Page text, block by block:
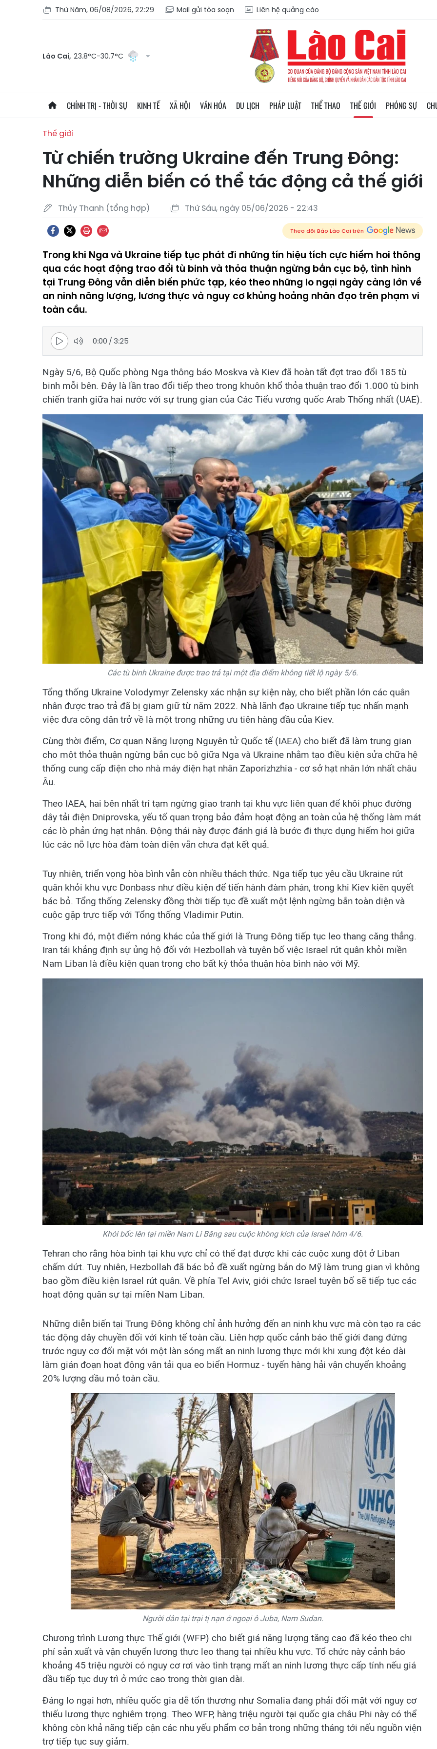
Thứ Năm, 06/08/2026, 22:29 Mail gửi tòa soạn Liên hệ quảng cáo
Lào Cai, 23.8°C-30.7°C
CHÍNH TRỊ - THỜI SỰ KINH TẾ XÃ HỘI VĂN HÓA DU LỊCH PHÁP LUẬT THỂ THAO THẾ GIỚI PHÓNG SỰ
Thế giới
Từ chiến trường Ukraine đến Trung Đông:
Những diễn biến có thể tác động cả thế giới
Thủy Thanh (tổng hợp) Thứ Sáu, ngày 05/06/2026 - 22:43
Theo dõi Báo Lào Cai trên
Trong khi Nga và Ukraine tiếp tục phát đi những tín hiệu tích cực hiếm hoi thông
qua các hoạt động trao đổi tù binh và thỏa thuận ngừng bắn cục bộ, tình hình
tại Trung Đông vẫn diễn biến phức tạp, kéo theo những lo ngại ngày càng lớn về
an ninh năng lượng, lương thực và nguy cơ khủng hoảng nhân đạo trên phạm vi
toàn cầu.
0:00 /3:25
Ngày 5/6, Bộ Quốc phòng Nga thông báo Moskva và Kiev đã hoàn tất đợt trao đổi 185 tù
binh mỗi bên. Đây là lần trao đổi tiếp theo trong khuôn khổ thỏa thuận trao đổi 1.000 tù binh
chiến tranh giữa hai nước với sự trung gian của Các Tiểu vương quốc Arab Thống nhất (UAE).
Các tù binh Ukraine được trao trả tại một địa điểm không tiết lộ ngày 5/6.
Tổng thống Ukraine Volodymyr Zelensky xác nhận sự kiện này, cho biết phần lớn các quân
nhân được trao trả đã bị giam giữ từ năm 2022. Nhà lãnh đạo Ukraine tiếp tục nhấn mạnh
việc đưa công dân trở về là một trong những ưu tiên hàng đầu của Kiev.
Cùng thời điểm, Cơ quan Năng lượng Nguyên tử Quốc tế (IAEA) cho biết đã làm trung gian
cho một thỏa thuận ngừng bắn cục bộ giữa Nga và Ukraine nhằm tạo điều kiện sửa chữa hệ
thống cung cấp điện cho nhà máy điện hạt nhân Zaporizhzhia - cơ sở hạt nhân lớn nhất châu
Âu.
Theo IAEA, hai bên nhất trí tạm ngừng giao tranh tại khu vực liên quan để khôi phục đường
dây tải điện Dniprovska, yếu tố quan trọng bảo đảm hoạt động an toàn của hệ thống làm mát
các lò phản ứng hạt nhân. Động thái này được đánh giá là bước đi thực dụng hiếm hoi giữa
lúc các nỗ lực hòa đàm toàn diện vẫn chưa đạt kết quả.
Tuy nhiên, triển vọng hòa bình vẫn còn nhiều thách thức. Nga tiếp tục yêu cầu Ukraine rút
quân khỏi khu vực Donbass như điều kiện để tiến hành đàm phán, trong khi Kiev kiên quyết
bác bỏ. Tổng thống Zelensky đồng thời tiếp tục đề xuất một lệnh ngừng bắn toàn diện và
cuộc gặp trực tiếp với Tổng thống Vladimir Putin.
Trong khi đó, một điểm nóng khác của thế giới là Trung Đông tiếp tục leo thang căng thẳng.
Iran tái khẳng định sự ủng hộ đối với Hezbollah và tuyên bố việc Israel rút quân khỏi miền
Nam Liban là điều kiện quan trọng cho bất kỳ thỏa thuận hòa bình nào với Mỹ.
Khói bốc lên tại miền Nam Li Băng sau cuộc không kích của Israel hôm 4/6.
Tehran cho rằng hòa bình tại khu vực chỉ có thể đạt được khi các cuộc xung đột ở Liban
chấm dứt. Tuy nhiên, Hezbollah đã bác bỏ đề xuất ngừng bắn do Mỹ làm trung gian vì không
bao gồm điều kiện Israel rút quân. Về phía Tel Aviv, giới chức Israel tuyên bố sẽ tiếp tục các
hoạt động quân sự tại miền Nam Liban.
Những diễn biến tại Trung Đông không chỉ ảnh hưởng đến an ninh khu vực mà còn tạo ra các
tác động dây chuyền đối với kinh tế toàn cầu. Liên hợp quốc cảnh báo thế giới đang đứng
trước nguy cơ đối mặt với một làn sóng mất an ninh lương thực mới khi xung đột kéo dài
làm gián đoạn hoạt động vận tải qua eo biển Hormuz - tuyến hàng hải vận chuyển khoảng
20% lượng dầu mỏ toàn cầu.
Người dân tại trại tị nạn ở ngoại ô Juba, Nam Sudan.
Chương trình Lương thực Thế giới (WFP) cho biết giá năng lượng tăng cao đã kéo theo chi
phí sản xuất và vận chuyển lương thực leo thang tại nhiều khu vực. Tổ chức này cảnh báo
khoảng 45 triệu người có nguy cơ rơi vào tình trạng mất an ninh lương thực cấp tính nếu giá
dầu tiếp tục duy trì ở mức cao trong thời gian dài.
Đáng lo ngại hơn, nhiều quốc gia dễ tổn thương như Somalia đang phải đối mặt với nguy cơ
thiếu lương thực nghiêm trọng. Theo WFP, hàng triệu người tại quốc gia châu Phi này có thể
không còn khả năng tiếp cận các nhu yếu phẩm cơ bản trong những tháng tới nếu nguồn viện
trợ tiếp tục suy giảm.